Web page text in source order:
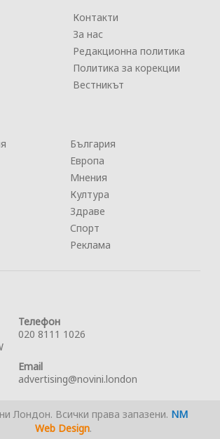
Контакти
За нас
Редакционна политика
Политика за корекции
Вестникът
България
Европа
Мнения
Култура
Здраве
Спорт
Реклама
Телефон
020 8111 1026
Email
advertising@novini.london
Лондон. Всички права запазени. NM
Web Design.